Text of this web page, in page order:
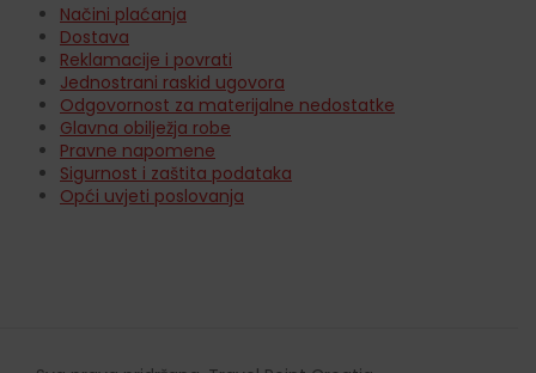
Načini plaćanja
Dostava
Reklamacije i povrati
Jednostrani raskid ugovora
Odgovornost za materijalne nedostatke
Glavna obilježja robe
Pravne napomene
Sigurnost i zaštita podataka
Opći uvjeti poslovanja